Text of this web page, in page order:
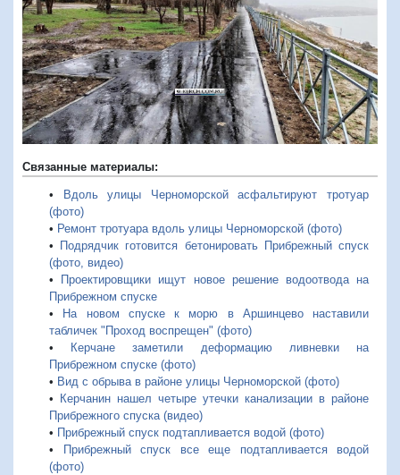
Связанные материалы:
•
Вдоль улицы Черноморской асфальтируют тротуар
(фото)
• Ремонт тротуара вдоль улицы Черноморской (фото)
•
Подрядчик готовится бетонировать Прибрежный спуск
(фото, видео)
•
Проектировщики ищут новое решение водоотвода на
Прибрежном спуске
•
На новом спуске к морю в Аршинцево наставили
табличек "Проход воспрещен" (фото)
•
Керчане заметили деформацию ливневки на
Прибрежном спуске (фото)
• Вид с обрыва в районе улицы Черноморской (фото)
•
Керчанин нашел четыре утечки канализации в районе
Прибрежного спуска (видео)
• Прибрежный спуск подтапливается водой (фото)
•
Прибрежный спуск все еще подтапливается водой
(фото)